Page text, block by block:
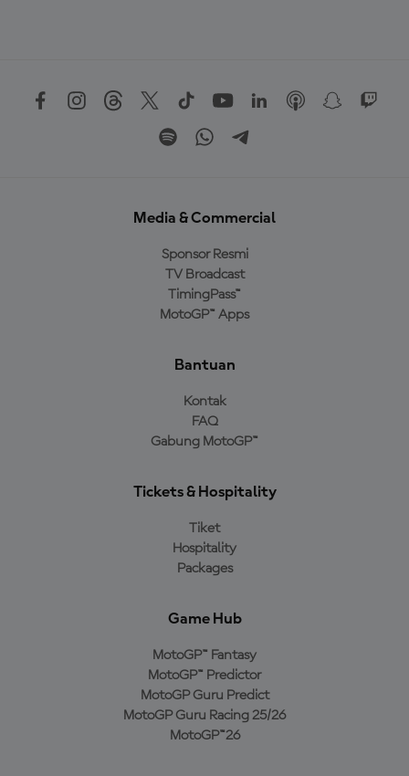
Media & Commercial
Sponsor Resmi
TV Broadcast
TimingPass™
MotoGP™ Apps
Bantuan
Kontak
FAQ
Gabung MotoGP™
Tickets & Hospitality
Tiket
Hospitality
Packages
Game Hub
MotoGP™ Fantasy
MotoGP™ Predictor
MotoGP Guru Predict
MotoGP Guru Racing 25/26
MotoGP™26